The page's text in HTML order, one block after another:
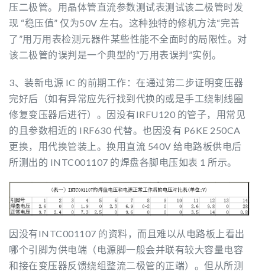
压二极管。用晶体管直流参数测试表测试该二极管时发
现 “稳压值” 仅为50V 左右。这种独特的修机方法“完善
了”用万用表检测元器件某些性能不全面时的局限性。对
该二极管的误判是一个典型的“万用表误判”实例。
3、装新电源 IC 的前期工作：在通过第二步证明变压器
完好后（如有异常应先行找到代换的或是手工绕制线圈
修复变压器后进行）。因没有IRFU120 的管子，用常见
的且参数相近的 IRF630 代替。也因没有 P6KE 250CA
更换，用代换管装上。换用直流 540V 给电路板供电后
所测出的 INTC001107 的焊盘各脚电压如表 1 所示。
因没有INTC001107 的资料，而且难以从电路板上看出
哪个引脚为供电端（电源脚一般会并联有较大容量电容
和接在变压器反馈绕组整流二极管的正端）。但从所测